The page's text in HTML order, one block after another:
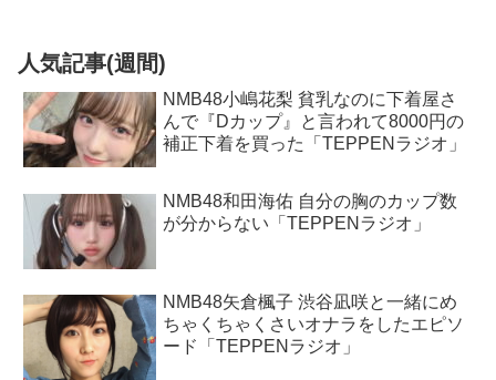
人気記事(週間)
NMB48小嶋花梨 貧乳なのに下着屋さ
んで『Dカップ』と言われて8000円の
補正下着を買った「TEPPENラジオ」
NMB48和田海佑 自分の胸のカップ数
が分からない「TEPPENラジオ」
NMB48矢倉楓子 渋谷凪咲と一緒にめ
ちゃくちゃくさいオナラをしたエピソ
ード「TEPPENラジオ」